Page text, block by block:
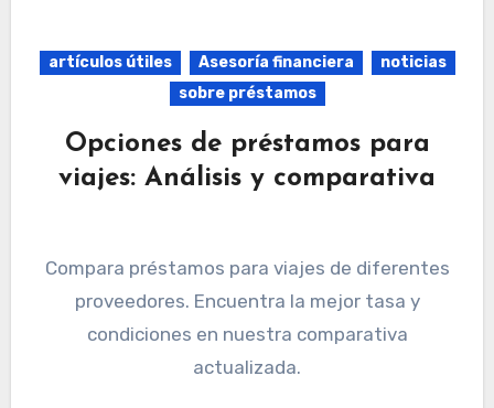
artículos útiles Asesoría financiera
noticias
sobre préstamos
Opciones de préstamos para
viajes: Análisis y comparativa
Compara préstamos para viajes de diferentes
proveedores. Encuentra la mejor tasa y
condiciones en nuestra comparativa
actualizada.